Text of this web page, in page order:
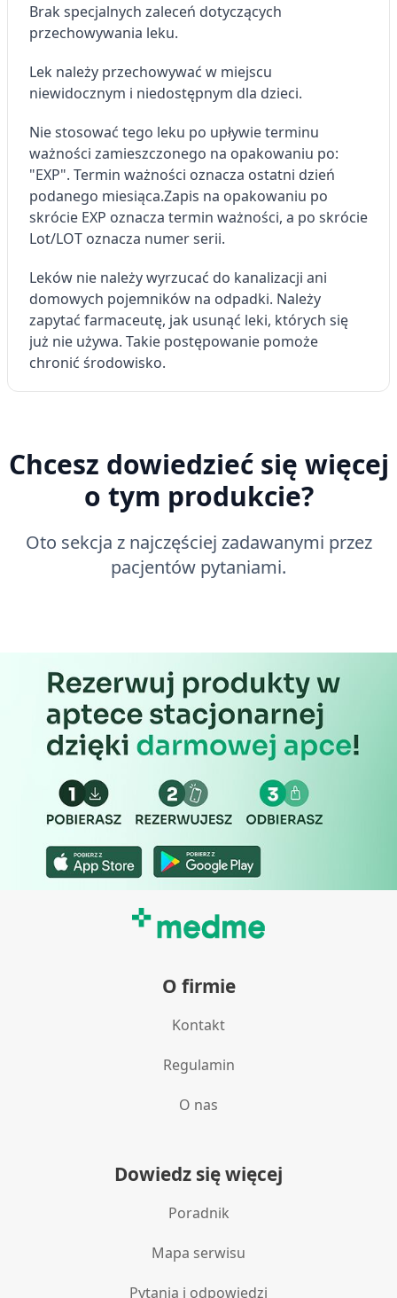
Brak specjalnych zaleceń dotyczących
przechowywania leku.
Lek należy przechowywać w miejscu
niewidocznym i niedostępnym dla dzieci.
Nie stosować tego leku po upływie terminu
ważności zamieszczonego na opakowaniu po:
"EXP". Termin ważności oznacza ostatni dzień
podanego miesiąca.Zapis na opakowaniu po
skrócie EXP oznacza termin ważności, a po skrócie
Lot/LOT oznacza numer serii.
Leków nie należy wyrzucać do kanalizacji ani
domowych pojemników na odpadki. Należy
zapytać farmaceutę, jak usunąć leki, których się
już nie używa. Takie postępowanie pomoże
chronić środowisko.
Chcesz dowiedzieć się więcej
o tym produkcie?
Oto sekcja z najczęściej zadawanymi przez
pacjentów pytaniami.
O firmie
Kontakt
Regulamin
O nas
Dowiedz się więcej
Poradnik
Mapa serwisu
Pytania i odpowiedzi